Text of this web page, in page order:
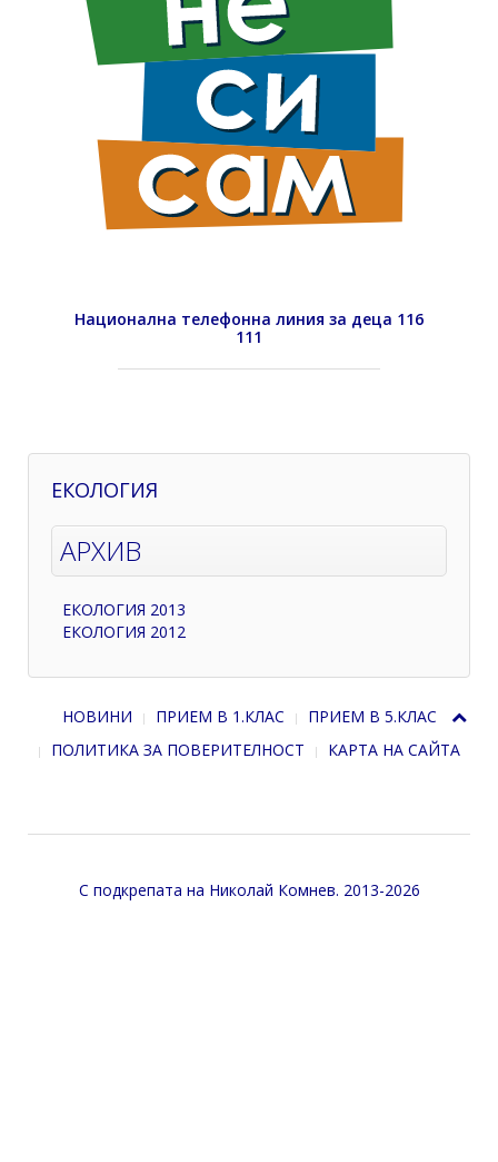
Национална телефонна линия за деца 116
111
ЕКОЛОГИЯ
АРХИВ
ЕКОЛОГИЯ 2013
ЕКОЛОГИЯ 2012
НОВИНИ ПРИЕМ В 1.КЛАС
ПРИЕМ В 5.КЛАС
ПОЛИТИКА ЗА ПОВЕРИТЕЛНОСТ
КАРТА НА САЙТА
С подкрепата на Николай Комнев. 2013-2026